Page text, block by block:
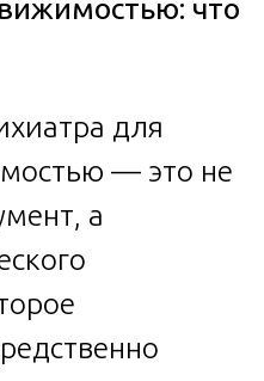
что
для
— это не
а